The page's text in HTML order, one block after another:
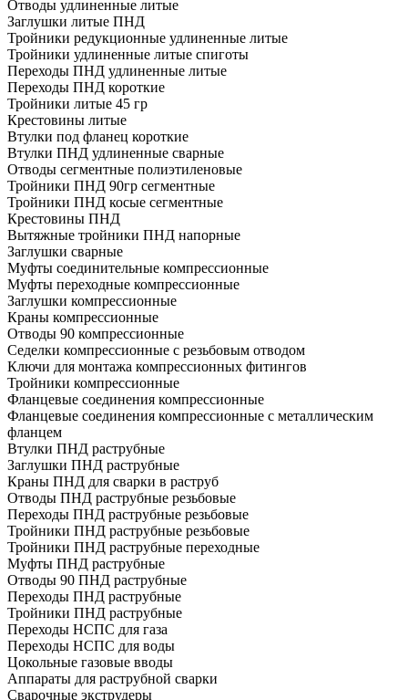
Отводы удлиненные литые
Заглушки литые ПНД
Тройники редукционные удлиненные литые
Тройники удлиненные литые спиготы
Переходы ПНД удлиненные литые
Переходы ПНД короткие
Тройники литые 45 гр
Крестовины литые
Втулки под фланец короткие
Втулки ПНД удлиненные сварные
Отводы сегментные полиэтиленовые
Тройники ПНД 90гр сегментные
Тройники ПНД косые сегментные
Крестовины ПНД
Вытяжные тройники ПНД напорные
Заглушки сварные
Муфты соединительные компрессионные
Муфты переходные компрессионные
Заглушки компрессионные
Краны компрессионные
Отводы 90 компрессионные
Седелки компрессионные с резьбовым отводом
Ключи для монтажа компрессионных фитингов
Тройники компрессионные
Фланцевые соединения компрессионные
Фланцевые соединения компрессионные с металлическим
фланцем
Втулки ПНД раструбные
Заглушки ПНД раструбные
Краны ПНД для сварки в раструб
Отводы ПНД раструбные резьбовые
Переходы ПНД раструбные резьбовые
Тройники ПНД раструбные резьбовые
Тройники ПНД раструбные переходные
Муфты ПНД раструбные
Отводы 90 ПНД раструбные
Переходы ПНД раструбные
Тройники ПНД раструбные
Переходы НСПС для газа
Переходы НСПС для воды
Цокольные газовые вводы
Аппараты для раструбной сварки
Сварочные экструдеры